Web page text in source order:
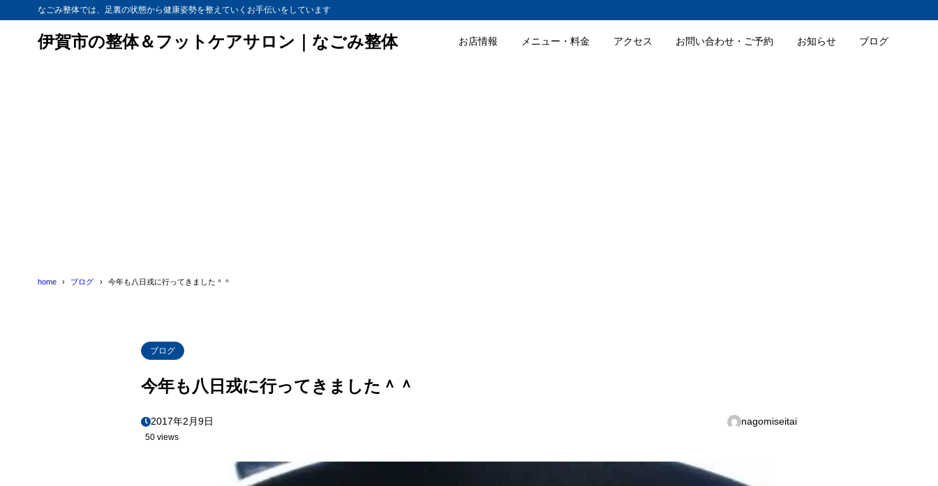
なごみ整体では、足裏の状態から健康姿勢を整えていくお手伝いをしています
伊賀市の整体＆フットケアサロン｜なごみ整体 お店情報 メニュー・料金 アクセス お問い合わせ・ご予約 お知らせ ブログ
home ブログ 今年も八日戎に行ってきました＾＾
ブログ
今年も八日戎に行ってきました＾＾
2017年2月9日 nagomiseitai
50 views